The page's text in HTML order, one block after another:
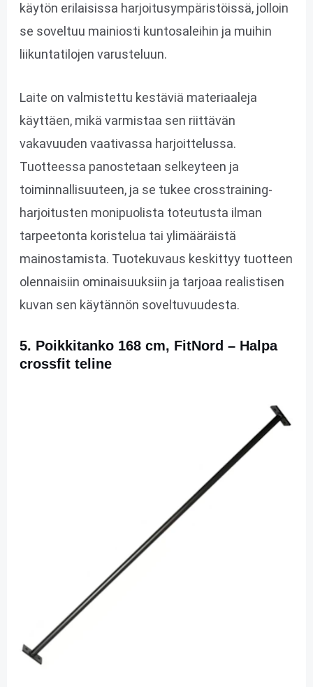
käytön erilaisissa harjoitusympäristöissä, jolloin
se soveltuu mainiosti kuntosaleihin ja muihin
liikuntatilojen varusteluun.
Laite on valmistettu kestäviä materiaaleja
käyttäen, mikä varmistaa sen riittävän
vakavuuden vaativassa harjoittelussa.
Tuotteessa panostetaan selkeyteen ja
toiminnallisuuteen, ja se tukee crosstraining-
harjoitusten monipuolista toteutusta ilman
tarpeetonta koristelua tai ylimääräistä
mainostamista. Tuotekuvaus keskittyy tuotteen
olennaisiin ominaisuuksiin ja tarjoaa realistisen
kuvan sen käytännön soveltuvuudesta.
5. Poikkitanko 168 cm, FitNord – Halpa
crossfit teline